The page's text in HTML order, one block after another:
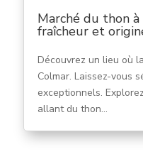
Marché du thon
fraîcheur et
Découvrez un lieu où
Colmar. Laissez-vous
exceptionnels.
allant du thon...